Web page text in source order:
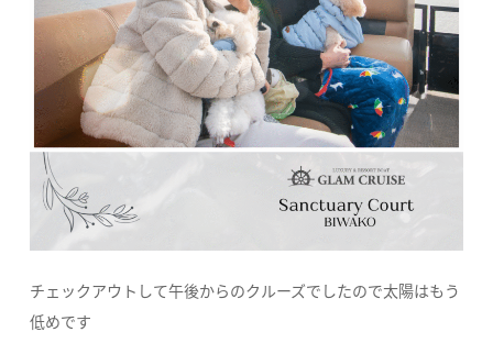
チェックアウトして午後からのクルーズでしたので太陽はもう
低めです